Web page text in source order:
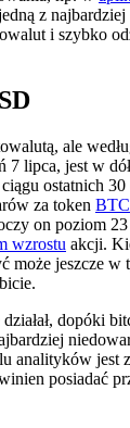
z najbardziej
i szybko
ale
7 lipca, jest w
ostatnich 30
za token BTC
on poziom
wzrostu akcji.
może jeszcze
dopóki
analityków jest
posiadać